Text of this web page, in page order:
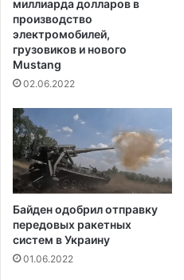
н
и
о
с
м
р
т
е
л
ь
н
ы
х
с
л
н
с
о
в
ы
п
о
с
л
е
с
т
и
миллиарда долларов в
производство
электромобилей,
грузовиков и нового
Mustang
02.06.2022
Байден одобрил отправку
передовых ракетных
систем в Украину
01.06.2022